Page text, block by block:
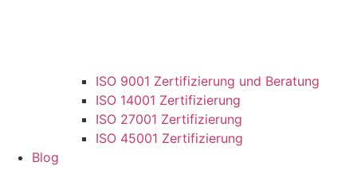
ISO 9001 Zertifizierung und Beratung
ISO 14001 Zertifizierung
ISO 27001 Zertifizierung
ISO 45001 Zertifizierung
Blog